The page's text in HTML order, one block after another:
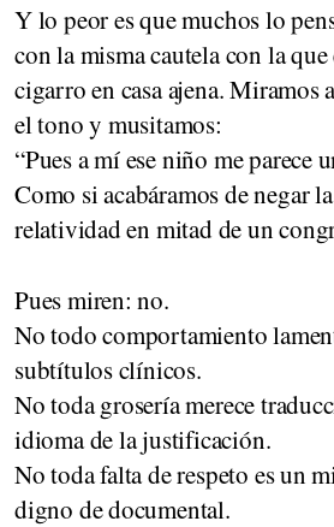
Y lo peor es que muchos lo
con la misma cautela con la que
cigarro en casa ajena. Miramos
el tono y musitamos:
“Pues a mí ese niño me parece
Como si acabáramos de negar
relatividad en mitad de un
Pues miren: no.
No todo comportamiento
subtítulos clínicos.
No toda grosería merece
idioma de la justificación.
No toda falta de respeto es un
digno de documental.